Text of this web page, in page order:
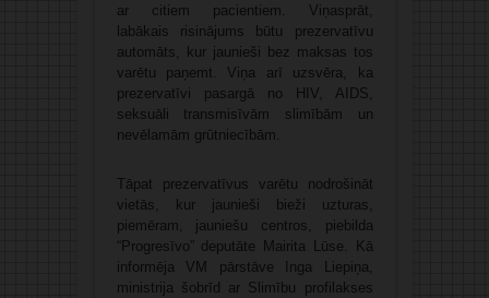
ar citiem pacientiem. Viņasprāt,
labākais risinājums būtu prezervatīvu
automāts, kur jaunieši bez maksas tos
varētu paņemt. Viņa arī uzsvēra, ka
prezervatīvi pasargā no HIV, AIDS,
seksuāli transmisīvām slimībām un
nevēlamām grūtniecībām.
Tāpat prezervatīvus varētu nodrošināt
vietās, kur jaunieši bieži uzturas,
piemēram, jauniešu centros, piebilda
“Progresīvo” deputāte Mairita Lūse. Kā
informēja VM pārstāve Inga Liepiņa,
ministrija šobrīd ar Slimību profilakses